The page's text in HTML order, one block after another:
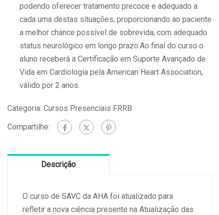
podendo oferecer tratamento precoce e adequado a
cada uma destas situações, proporcionando ao paciente
a melhor chance possível de sobrevida, com adequado
status neurológico em longo prazo.Ao final do curso o
aluno receberá a Certificação em Suporte Avançado de
Vida em Cardiologia pela American Heart Association,
válido por 2 anos.
Categoria: Cursos Presenciais FRRB
Compartilhe:
Descrição
O curso de SAVC da AHA foi atualizado para
refletir a nova ciência presente na Atualização das